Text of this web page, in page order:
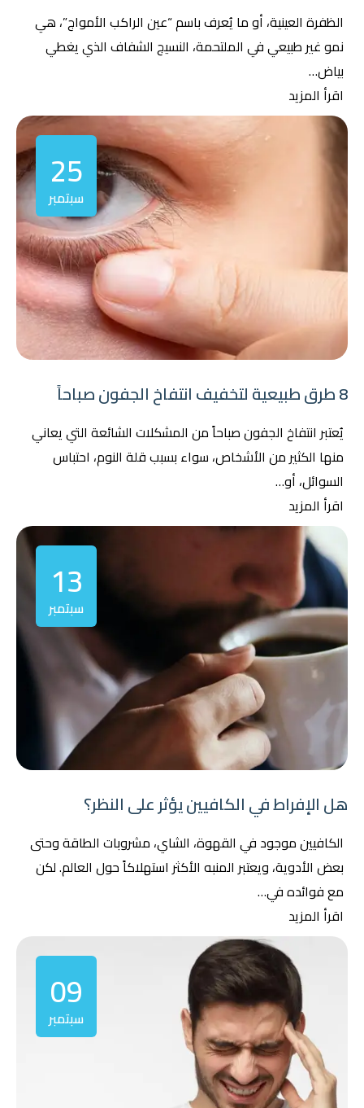
الظفرة العينية، أو ما يُعرف باسم “عين الراكب الأمواج”، هي
نمو غير طبيعي في الملتحمة، النسيج الشفاف الذي يغطي
بياض…
اقرأ المزيد
25
سبتمبر
8 طرق طبيعية لتخفيف انتفاخ الجفون صباحاً
يُعتبر انتفاخ الجفون صباحاً من المشكلات الشائعة التي يعاني
منها الكثير من الأشخاص، سواء بسبب قلة النوم، احتباس
السوائل، أو…
اقرأ المزيد
13
سبتمبر
هل الإفراط في الكافيين يؤثر على النظر؟
الكافيين موجود في القهوة، الشاي، مشروبات الطاقة وحتى
بعض الأدوية، ويعتبر المنبه الأكثر استهلاكاً حول العالم. لكن
مع فوائده في…
اقرأ المزيد
09
سبتمبر